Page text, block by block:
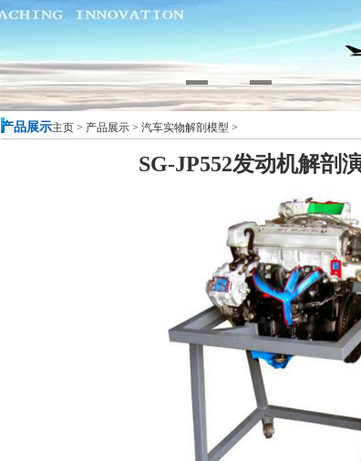
产品展示主页 > 产品展示 > 汽车实物解剖模型 >
SG-JP552发动机解剖